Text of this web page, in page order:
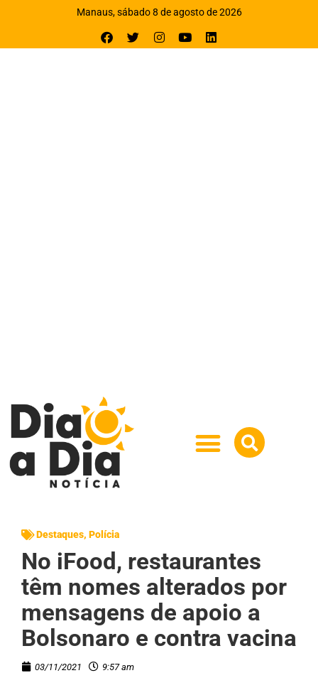
Manaus, sábado 8 de agosto de 2026
Destaques, Polícia
No iFood, restaurantes
têm nomes alterados por
mensagens de apoio a
Bolsonaro e contra vacina
03/11/2021 9:57 am